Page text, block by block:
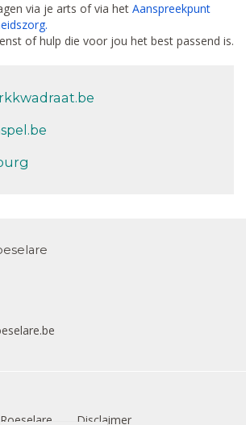
via je arts of via het Aanspreekpunt
of hulp die voor jou het best passend is.
Disclaimer